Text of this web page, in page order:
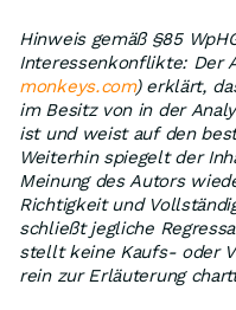
Hinweis gemäß §85
Interessenkonflikte: Der
monkeys.com) erklärt,
im Besitz von in der
ist und weist auf den
Weiterhin spiegelt der
Meinung des Autors
Richtigkeit und
schließt jegliche
stellt keine Kaufs- oder
rein zur Erläuterung